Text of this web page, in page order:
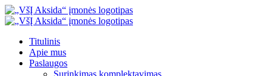
Eiti
prie
Titulinis
Apie mus
Paslaugos
Surinkimas komplektavimas